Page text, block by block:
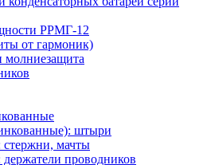
РРМГ-12
от гармоник)
молниезащита
штыри
мачты
проводников